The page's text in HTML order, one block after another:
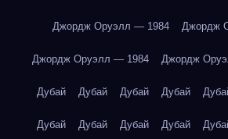
Джордж Оруэлл — 1984 Джордж
Джордж Оруэлл — 1984 Джордж
Дубай Дубай Дубай Дубай
Дубай Дубай Дубай Дубай